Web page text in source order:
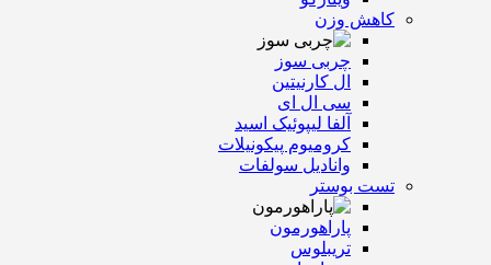
کاهش وزن
چربی سوز
ال کارنیتین
سی ال ای
آلفا لیپوئیک اسید
کرومیوم پیکونیلات
وانادیل سولفات
تست بوستر
پاراهورمون
تریبلوس